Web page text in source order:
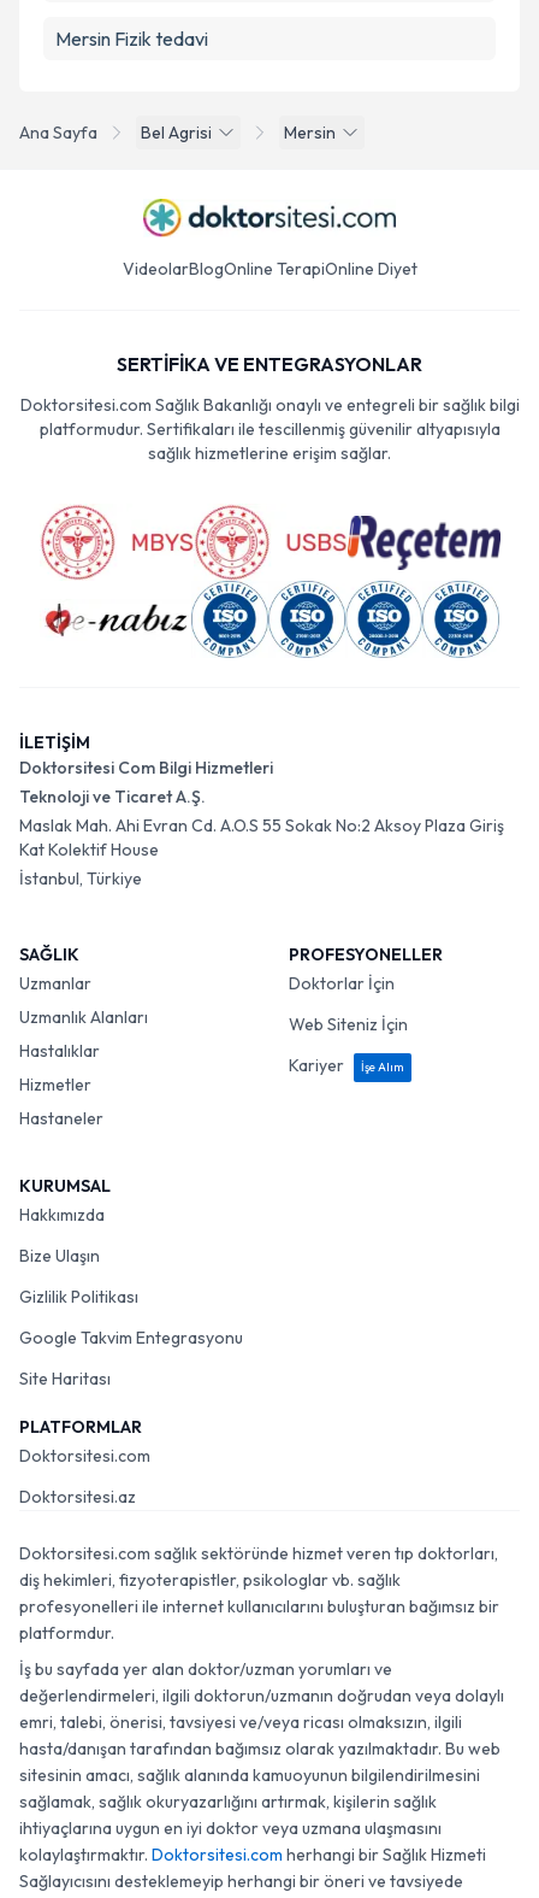
Ana Sayfa Bel Agrisi Mersin
Mersin Fizik tedavi
VideolarBlogOnline TerapiOnline Diyet
SERTİFİKA VE ENTEGRASYONLAR
Doktorsitesi.com Sağlık Bakanlığı onaylı ve entegreli bir sağlık bilgi
platformudur. Sertifikaları ile tescillenmiş güvenilir altyapısıyla
sağlık hizmetlerine erişim sağlar.
İLETİŞİM
Doktorsitesi Com Bilgi Hizmetleri
Teknoloji ve Ticaret A.Ş.
Maslak Mah. Ahi Evran Cd. A.O.S 55 Sokak No:2 Aksoy Plaza Giriş
Kat Kolektif House
İstanbul, Türkiye
SAĞLIK
Uzmanlar
Uzmanlık Alanları
Hastalıklar
Hizmetler
Hastaneler
PROFESYONELLER
Doktorlar İçin
Web Siteniz İçin
Kariyer
İşe Alım
KURUMSAL
Hakkımızda
Bize Ulaşın
Gizlilik Politikası
Google Takvim Entegrasyonu
Site Haritası
PLATFORMLAR
Doktorsitesi.com
Doktorsitesi.az
Doktorsitesi.com sağlık sektöründe hizmet veren tıp doktorları,
diş hekimleri, fizyoterapistler, psikologlar vb. sağlık
profesyonelleri ile internet kullanıcılarını buluşturan bağımsız bir
platformdur.
İş bu sayfada yer alan doktor/uzman yorumları ve
değerlendirmeleri, ilgili doktorun/uzmanın doğrudan veya dolaylı
emri, talebi, önerisi, tavsiyesi ve/veya ricası olmaksızın, ilgili
hasta/danışan tarafından bağımsız olarak yazılmaktadır. Bu web
sitesinin amacı, sağlık alanında kamuoyunun bilgilendirilmesini
sağlamak, sağlık okuryazarlığını artırmak, kişilerin sağlık
ihtiyaçlarına uygun en iyi doktor veya uzmana ulaşmasını
kolaylaştırmaktır. Doktorsitesi.com herhangi bir Sağlık Hizmeti
Sağlayıcısını desteklemeyip herhangi bir öneri ve tavsiyede